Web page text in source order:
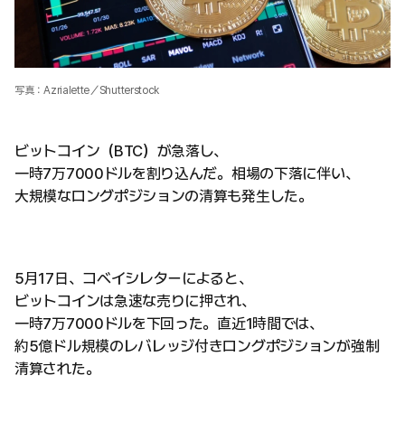
写真：Azrialette／Shutterstock
ビットコイン（BTC）が急落し、
一時7万7000ドルを割り込んだ。相場の下落に伴い、
大規模なロングポジションの清算も発生した。
5月17日、コベイシレターによると、
ビットコインは急速な売りに押され、
一時7万7000ドルを下回った。直近1時間では、
約5億ドル規模のレバレッジ付きロングポジションが強制
清算された。